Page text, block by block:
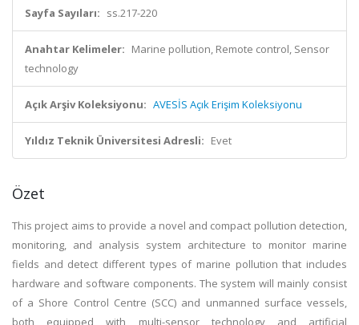
Sayfa Sayıları: ss.217-220
Anahtar Kelimeler: Marine pollution, Remote control, Sensor
technology
Açık Arşiv Koleksiyonu: AVESİS Açık Erişim Koleksiyonu
Yıldız Teknik Üniversitesi Adresli: Evet
Özet
This project aims to provide a novel and compact pollution detection,
monitoring, and analysis system architecture to monitor marine
fields and detect different types of marine pollution that includes
hardware and software components. The system will mainly consist
of a Shore Control Centre (SCC) and unmanned surface vessels,
both equipped with multi-sensor technology and artificial